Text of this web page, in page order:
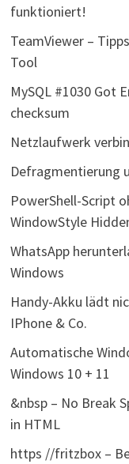
funktioniert!
TeamViewer –
Tool
MySQL #1030 Got
checksum
Netzlaufwerk
Defragmentierung
PowerShell-Script
WindowStyle
WhatsApp
Windows
Handy-Akku lädt
IPhone & Co.
Automatische
Windows 10 + 11
&nbsp – No Break
in HTML
https //fritzbox –